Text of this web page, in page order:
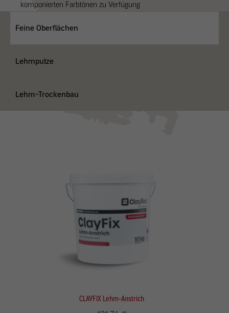
komponierten Farbtönen zu Verfügung
Zu den Produkten
Feine Oberflächen
Lehmputze
Lehm-Trockenbau
CLAYFIX Lehm-Anstrich